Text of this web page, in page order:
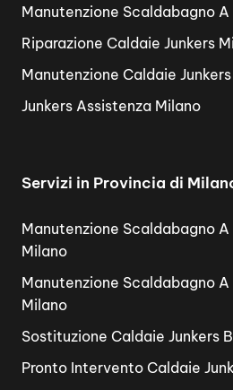
Manutenzione Scaldabagno A
Riparazione Caldaie Junkers
Manutenzione Caldaie
Junkers Assistenza Milano
Servizi in Provincia di
Manutenzione Scaldabagno A
Milano
Manutenzione Scaldabagno
Milano
Sostituzione Caldaie Junkers
Pronto Intervento Caldaie